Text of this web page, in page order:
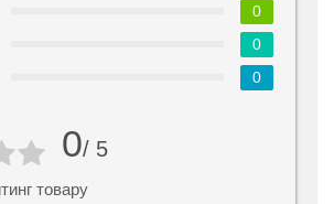
0/ 5
товару
0
0
0